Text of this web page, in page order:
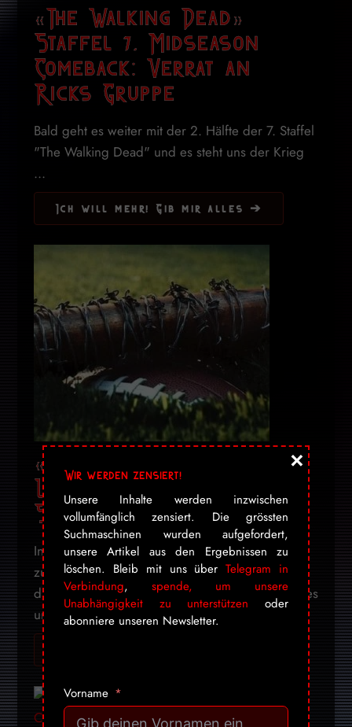
«The Walking Dead»
Staffel 7, Midseason
Comeback: Verrat an
Ricks Gruppe
Bald geht es weiter mit der 2. Hälfte der 7. Staffel
"The Walking Dead" und es steht uns der Krieg
...
Ich will mehr! Gib mir alles ➔
«The Walking Dead»:
Lucille beendete den
Super-Bowl
In einer Woche kehrt die Zombie-Apokalypse
zurück in die deutschen Wohnzimmer. US-Fans
dürfen sich bereits Sonntagabend auf Rick Grimes
und ...
Wir werden zensiert!
Unsere Inhalte werden inzwischen
vollumfänglich zensiert. Die grössten
Suchmaschinen wurden aufgefordert,
unsere Artikel aus den Ergebnissen zu
löschen. Bleib mit uns überTelegram in
Verbindung, spende, um unsere
Unabhängigkeit zu unterstützen oder
abonniere unseren Newsletter.
Vorname
×